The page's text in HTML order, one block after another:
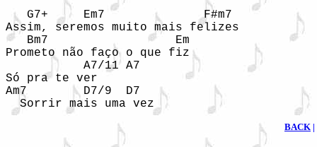
   G7+     Em7              F#m7
Assim, seremos muito mais felizes
   Bm7                  Em
Prometo não faço o que fiz
           A7/11 A7
Só pra te ver
Am7        D7/9  D7
  Sorrir mais uma vez
BACK |